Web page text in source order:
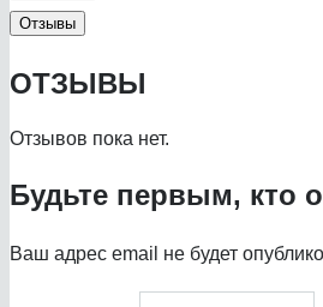
Отзывы
ОТЗЫВЫ
Отзывов пока нет.
Будьте первым, кто
Ваш адрес email не будет